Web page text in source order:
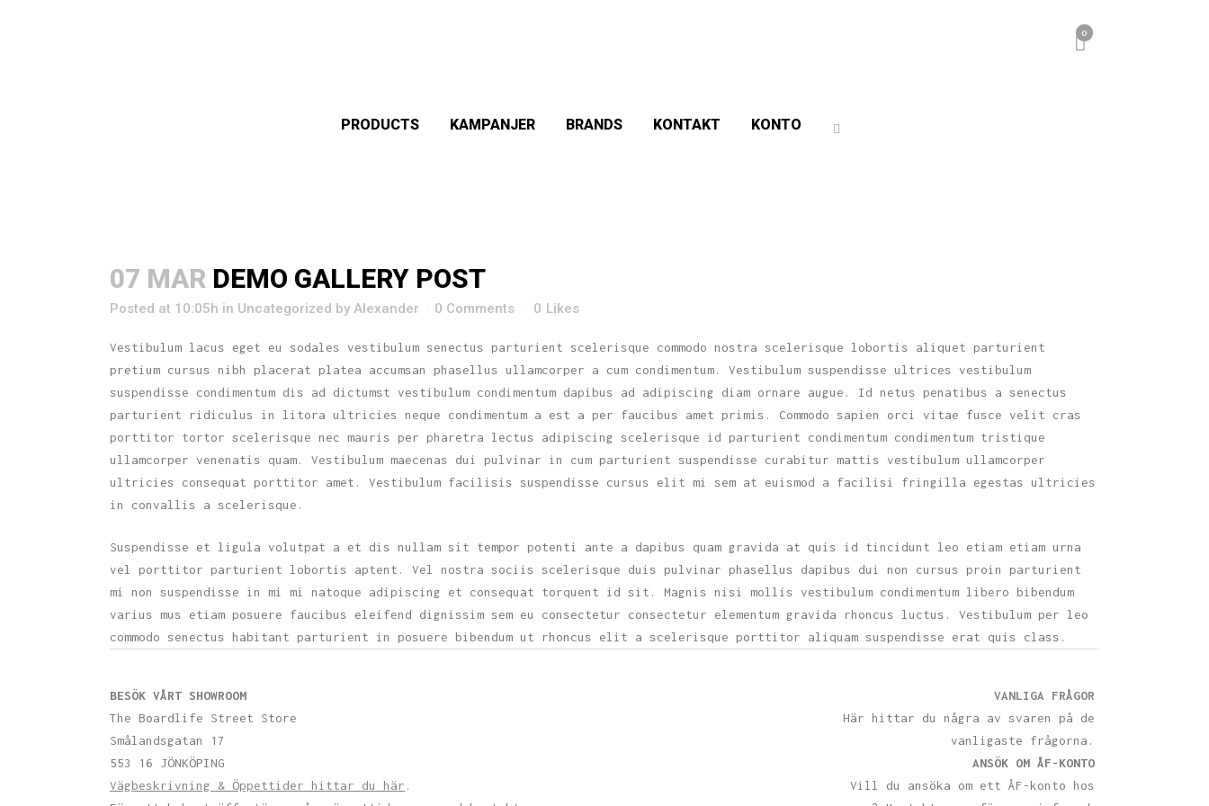
0
PRODUCTS KAMPANJER BRANDS KONTAKT KONTO
07 MAR DEMO GALLERY POST
Posted at 10:05h in Uncategorized by Alexander 0 Comments 0 Likes
Vestibulum lacus eget eu sodales vestibulum senectus parturient scelerisque commodo nostra scelerisque lobortis aliquet parturient
pretium cursus nibh placerat platea accumsan phasellus ullamcorper a cum condimentum. Vestibulum suspendisse ultrices vestibulum
suspendisse condimentum dis ad dictumst vestibulum condimentum dapibus ad adipiscing diam ornare augue. Id netus penatibus a senectus
parturient ridiculus in litora ultricies neque condimentum a est a per faucibus amet primis. Commodo sapien orci vitae fusce velit cras
porttitor tortor scelerisque nec mauris per pharetra lectus adipiscing scelerisque id parturient condimentum condimentum tristique
ullamcorper venenatis quam. Vestibulum maecenas dui pulvinar in cum parturient suspendisse curabitur mattis vestibulum ullamcorper
ultricies consequat porttitor amet. Vestibulum facilisis suspendisse cursus elit mi sem at euismod a facilisi fringilla egestas ultricies
in convallis a scelerisque.
Suspendisse et ligula volutpat a et dis nullam sit tempor potenti ante a dapibus quam gravida at quis id tincidunt leo etiam etiam urna
vel porttitor parturient lobortis aptent. Vel nostra sociis scelerisque duis pulvinar phasellus dapibus dui non cursus proin parturient
mi non suspendisse in mi mi natoque adipiscing et consequat torquent id sit. Magnis nisi mollis vestibulum condimentum libero bibendum
varius mus etiam posuere faucibus eleifend dignissim sem eu consectetur consectetur elementum gravida rhoncus luctus. Vestibulum per leo
commodo senectus habitant parturient in posuere bibendum ut rhoncus elit a scelerisque porttitor aliquam suspendisse erat quis class.
BESÖK VÅRT SHOWROOM
The Boardlife Street Store
Smålandsgatan 17
553 16 JÖNKÖPING
Vägbeskrivning & Öppettider hittar du här .
VANLIGA FRÅGOR
Här hittar du några av svaren på de
vanligaste frågorna.
ANSÖK OM ÅF-KONTO
Vill du ansöka om ett ÅF-konto hos